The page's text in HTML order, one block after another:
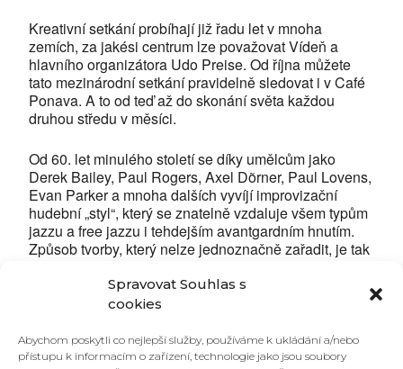
Spravovat Souhlas s
cookies
Abychom poskytli co nejlepší služby, používáme k ukládání a/nebo
přístupu k informacím o zařízení, technologie jako jsou soubory
Kreativní setkání probíhají již řadu let v mnoha
zemích, za jakési centrum lze považovat Vídeň a
hlavního organizátora Udo Preise. Od října můžete
tato mezinárodní setkání pravidelně sledovat i v Café
Ponava. A to od teď až do skonání světa každou
druhou středu v měsíci.
Od 60. let minulého století se díky umělcům jako
Derek Bailey, Paul Rogers, Axel Dõrner, Paul Lovens,
Evan Parker a mnoha dalších vyvíjí improvizační
hudební „styl“, který se znatelně vzdaluje všem typům
jazzu a free jazzu i tehdejším avantgardním hnutím.
Způsob tvorby, který nelze jednoznačně zařadit, je tak
umělecké znalosti a virtuozitu mohou a především
chtějí vstoupit do této otevřené komunikace mezi
http://www.limmitationes.com/FreeForms/FreeForms.ht